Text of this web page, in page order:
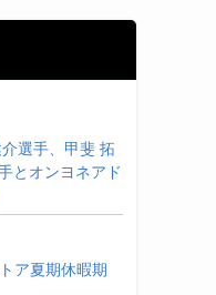
選手、甲斐 拓
とオンヨネアド
ア夏期休暇期